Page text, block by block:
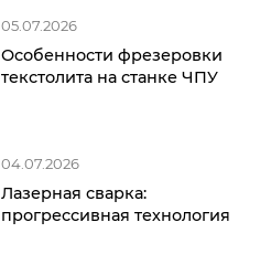
05.07.2026
Особенности фрезеровки
текстолита на станке ЧПУ
04.07.2026
Лазерная сварка:
прогрессивная технология